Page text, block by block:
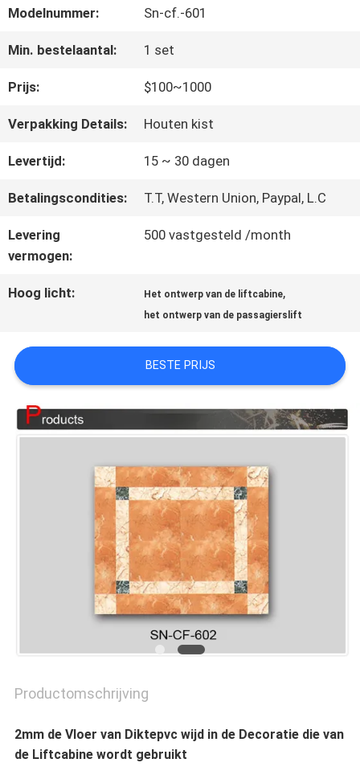
KWALITEITSCONTROLE
CONTACTEER
ONS
NIEUWS
GEVALLEN
SITEMAP
PRIVACY
Modelnummer: Sn-cf.-601
Min. bestelaantal: 1 set
Prijs: $100~1000
Verpakking Details: Houten kist
Levertijd: 15 ~ 30 dagen
Betalingscondities: T.T, Western Union, Paypal, L.C
Levering
vermogen:
500 vastgesteld /month
Hoog licht: Het ontwerp van de liftcabine,
het ontwerp van de passagierslift
BESTE PRIJS
Productomschrijving
2mm de Vloer van Diktepvc wijd in de Decoratie die van
de Liftcabine wordt gebruikt